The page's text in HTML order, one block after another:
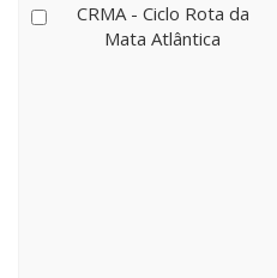
CRMA - Ciclo Rota da
Mata Atlântica